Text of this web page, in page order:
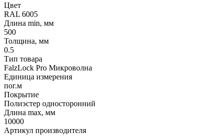
Цвет
RAL 6005
Длина min, мм
500
Толщина, мм
0.5
Тип товара
FalzLock Pro Микроволна
Единица измерения
пог.м
Покрытие
Полиэстер односторонний
Длина max, мм
10000
Артикул производителя